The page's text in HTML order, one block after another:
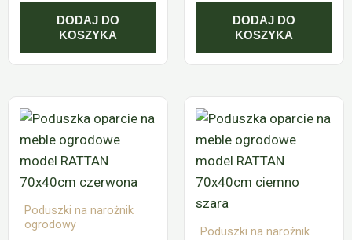
DODAJ DO
KOSZYKA
DODAJ DO
KOSZYKA
Poduszki na narożnik
ogrodowy
Poduszki na narożnik